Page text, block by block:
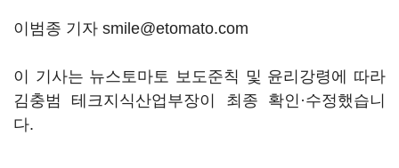
이범종 기자 smile@etomato.com
이 기사는 뉴스토마토 보도준칙 및 윤리강령에 따라
김충범 테크지식산업부장이 최종 확인·수정했습니
다.